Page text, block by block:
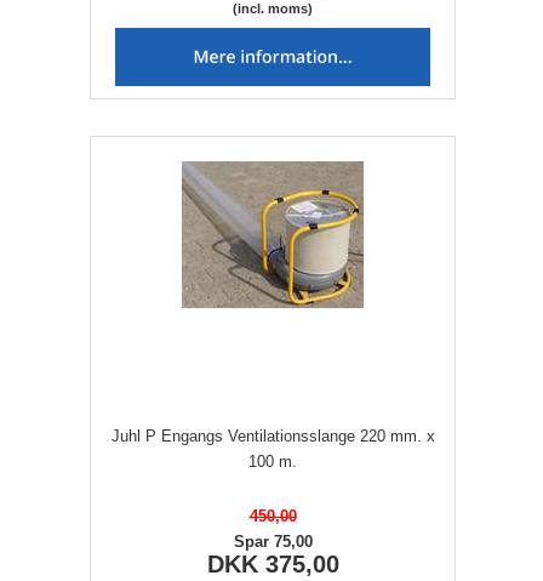
(incl. moms)
Juhl P Engangs Ventilationsslange 220 mm. x
100 m.
450,00
Spar 75,00
DKK 375,00